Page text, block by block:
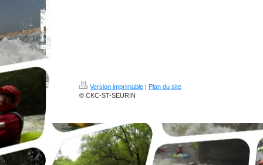
Version imprimable
Plan du site
© CKC-ST-SEURIN